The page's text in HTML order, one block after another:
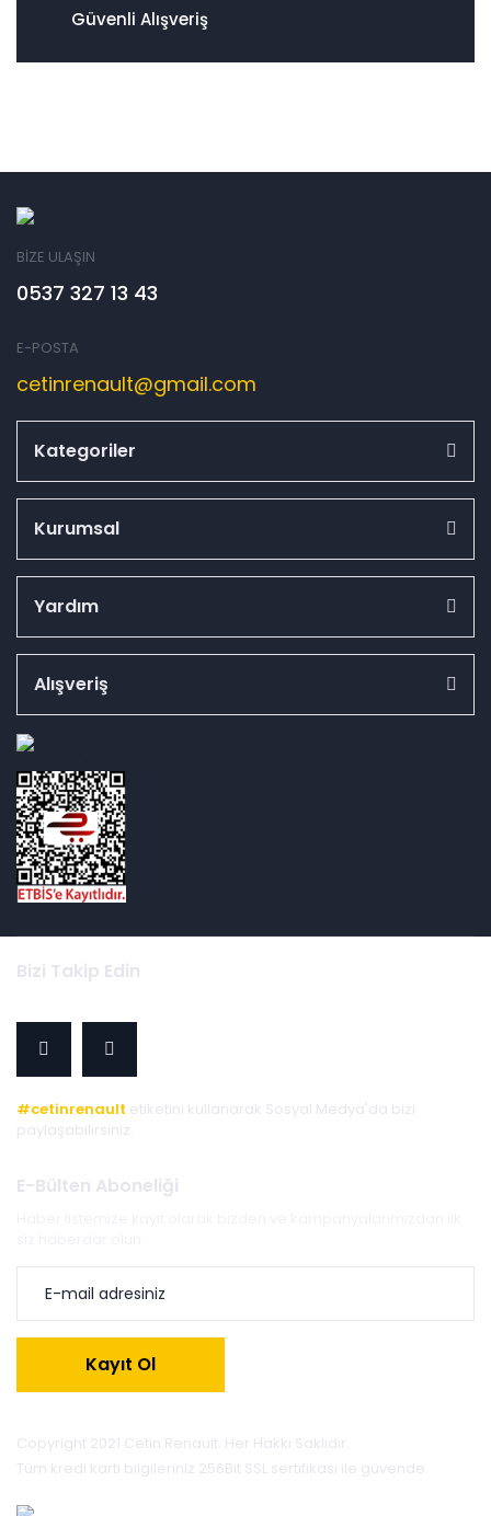
Güvenli Alışveriş
BİZE ULAŞIN
0537 327 13 43
E-POSTA
cetinrenault@gmail.com
Kategoriler
Kurumsal
Yardım
Alışveriş
Bizi Takip Edin
#cetinrenault etiketini kullanarak Sosyal Medya'da bizi
paylaşabilirsiniz.
E-Bülten Aboneliği
Kayıt Ol
Copyright 2021 Cetin Renault. Her Hakkı Saklıdır.
Tüm kredi kartı bilgileriniz 256Bit SSL sertifikası ile güvende.